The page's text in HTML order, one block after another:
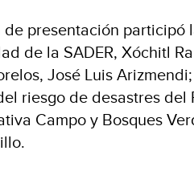
de presentación
de la SADER, Xóchitl
José Luis
riesgo de desastres
Campo y Bosques